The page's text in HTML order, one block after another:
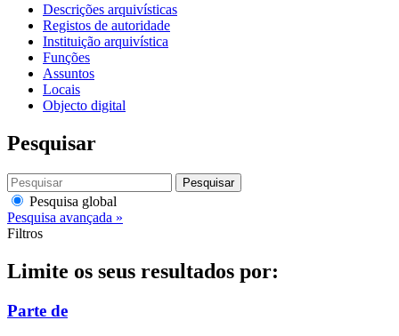
Descrições arquivísticas
Registos de autoridade
Instituição arquivística
Funções
Assuntos
Locais
Objecto digital
Pesquisar
Pesquisar
Pesquisa global
Pesquisa avançada »
Filtros
Limite os seus resultados por:
Parte de